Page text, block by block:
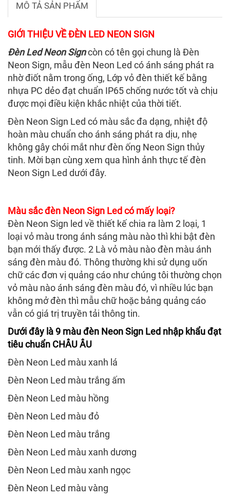
MÔ TẢ SẢN PHẨM
GIỚI THIỆU VỀ ĐÈN LED NEON SIGN
Đèn Led Neon Signcòn có tên gọi chung là Đèn
Neon Sign, mẫu đèn Neon Led có ánh sáng phát ra
nhờ điốt nằm trong ống, Lớp vỏ đèn thiết kế bằng
nhựa PC dẻo đạt chuẩn IP65 chống nước tốt và chịu
được mọi điều kiện khắc nhiệt của thời tiết.
Đèn Neon Sign Led có màu sắc đa dạng, nhiệt độ
hoàn màu chuẩn cho ánh sáng phát ra dịu, nhẹ
không gây chói mắt như đèn ống Neon Sign thủy
tinh. Mời bạn cùng xem qua hình ảnh thực tế đèn
Neon Sign Led dưới đây.
Màu sắc đèn Neon Sign Led có mấy loại?
Đèn Neon Sign led về thiết kế chia ra làm 2 loại, 1
loại vỏ màu trong ánh sáng màu nào thì khi bật đèn
bạn mới thấy được. 2 Là vỏ màu nào đèn màu ánh
sáng đèn màu đó. Thông thường khi sử dụng uốn
chữ các đơn vị quảng cáo như chúng tôi thường chọn
vỏ màu nào ánh sáng đèn màu đó, vì nhiều lúc bạn
không mở đèn thì mẫu chữ hoặc bảng quảng cáo
vẫn có giá trị truyền tải thông tin.
Dưới đây là 9 màu đèn Neon Sign Led nhập khẩu đạt
tiêu chuẩn CHÂU ÂU
Đèn Neon Led màu xanh lá
Đèn Neon Led màu trắng ấm
Đèn Neon Led màu hồng
Đèn Neon Led màu đỏ
Đèn Neon Led màu trắng
Đèn Neon Led màu xanh dương
Đèn Neon Led màu xanh ngọc
Đèn Neon Led màu vàng